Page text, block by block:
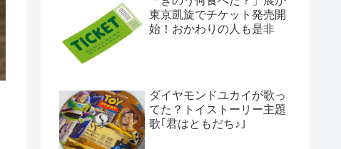
東京凱旋でチケット発売開
始！おかわりの人も是非
ダイヤモンドユカイが歌っ
てた？トイストーリー主題
歌｢君はともだち♪｣